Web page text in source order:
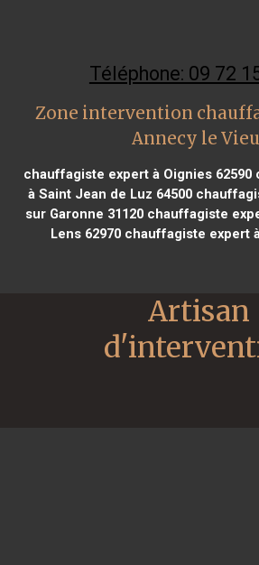
Téléphone: 09 72
Zone intervention
Annecy le
chauffagiste expert à Oignies 62590
à Saint Jean de Luz 64500
sur Garonne 31120chauffagiste
Lens 62970 chauffagiste expert
Artisan